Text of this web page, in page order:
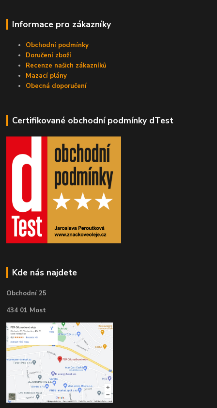
Informace pro zákazníky
Obchodní podmínky
Doručení zboží
Recenze našich zákazníků
Mazací plány
Obecná doporučení
Certifikované obchodní podmínky dTest
Kde nás najdete
Obchodní 25
434 01 Most